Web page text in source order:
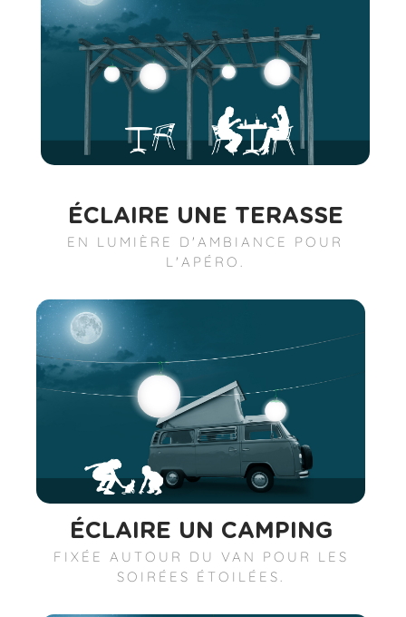
ÉCLAIRE UNE TERASSE
EN LUMIÈRE D'AMBIANCE POUR
L'APÉRO.
ÉCLAIRE UN CAMPING
FIXÉE AUTOUR DU VAN POUR LES
SOIRÉES ÉTOILÉES.